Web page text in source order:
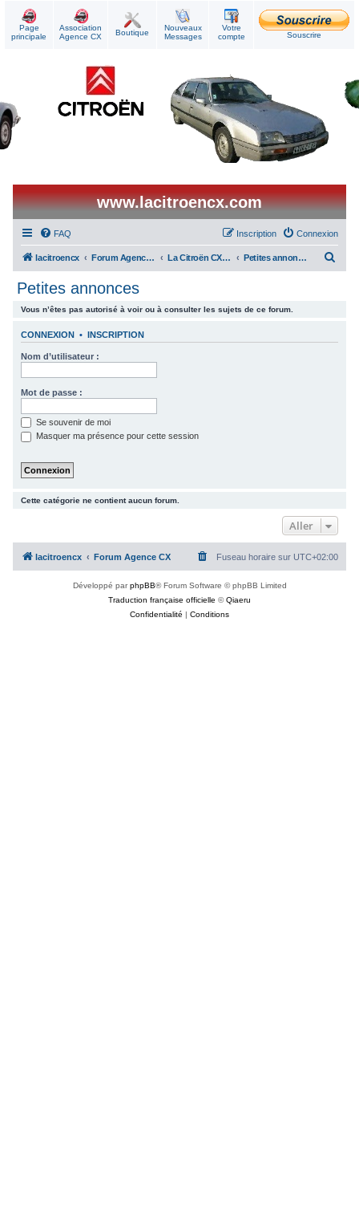
Page
principale
Association
Agence CX
Boutique
Nouveaux
Messages
Votre
compte
Souscrire
www.lacitroencx.com
FAQ Connexion
Inscription
lacitroencx Forum Agence CX La Citroën CX au quotidien Petites annonces
Petites annonces
Vous n’êtes pas autorisé à voir ou à consulter les sujets de ce forum.
CONNEXION • INSCRIPTION
Nom d’utilisateur :
Mot de passe :
Se souvenir de moi
Masquer ma présence pour cette session
Cette catégorie ne contient aucun forum.
Aller
lacitroencx Forum Agence CX Fuseau horaire sur UTC+02:00
Développé parphpBB® Forum Software © phpBB Limited
Traduction française officielle ©Qiaeru
Confidentialité | Conditions